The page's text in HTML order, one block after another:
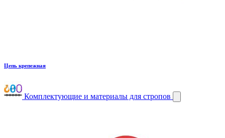
Цепь крепежная
Комплектующие и материалы для стропов